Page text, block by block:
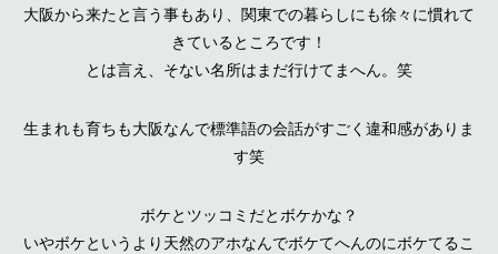
大阪から来たと言う事もあり、関東での暮らしにも徐々に慣れて
きているところです！
とは言え、そない名所はまだ行けてまへん。笑
生まれも育ちも大阪なんで標準語の会話がすごく違和感がありま
す笑
ボケとツッコミだとボケかな？
いやボケというより天然のアホなんでボケてへんのにボケてるこ